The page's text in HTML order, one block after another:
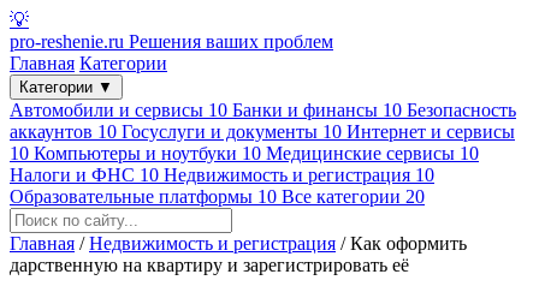
💡
pro-reshenie.ru Решения ваших проблем
Главная Категории
Категории ▼
Автомобили и сервисы 10 Банки и финансы 10 Безопасность
аккаунтов 10 Госуслуги и документы 10 Интернет и сервисы
10 Компьютеры и ноутбуки 10 Медицинские сервисы 10
Налоги и ФНС 10 Недвижимость и регистрация 10
Образовательные платформы 10 Все категории 20
Главная / Недвижимость и регистрация / Как оформить
дарственную на квартиру и зарегистрировать её